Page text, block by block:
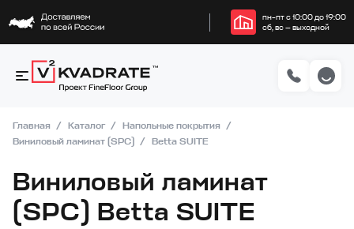
пн–пт с 10:00 до 19:00
сб, вс — выходной
Главная Каталог
Напольные покрытия
Виниловый ламинат (SPC)
Betta SUITE
Виниловый ламинат
(SPC) Betta SUITE